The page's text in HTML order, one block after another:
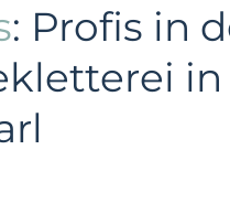
: Profis in
in